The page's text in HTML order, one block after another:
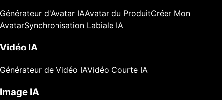
Générateur d'Avatar IAAvatar du ProduitCréer Mon
AvatarSynchronisation Labiale IA
Vidéo IA
Générateur de Vidéo IAVidéo Courte IA
Image IA